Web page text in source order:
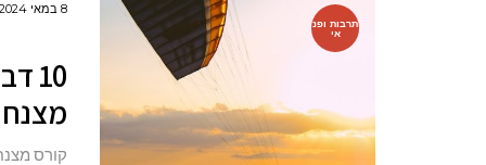
תרבות ופנ
אי
8 במאי 2024
קורס